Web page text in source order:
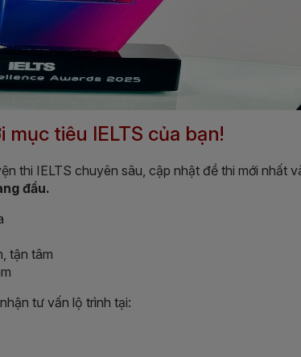
tiêu IELTS của bạn!
thi IELTS chuyên sâu, cập nhật đề thi mới nhất
đầu.
tận tâm
tư vấn lộ trình tại: